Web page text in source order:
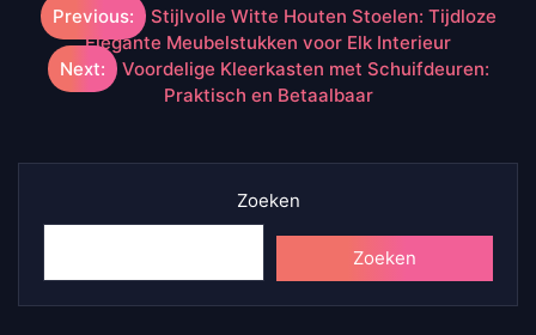
Berichtnavigatie
Previous:
Stijlvolle Witte Houten Stoelen: Tijdloze
Elegante Meubelstukken voor Elk Interieur
Next:
Voordelige Kleerkasten met Schuifdeuren:
Praktisch en Betaalbaar
Zoeken
Zoeken